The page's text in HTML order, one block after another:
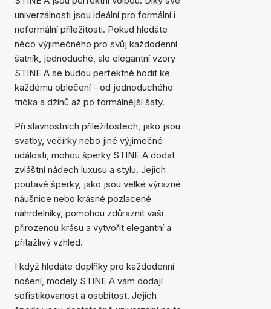
univerzálnosti jsou ideální pro formální i
neformální příležitosti. Pokud hledáte
něco výjimečného pro svůj každodenní
šatník, jednoduché, ale elegantní vzory
STINE A se budou perfektně hodit ke
každému oblečení - od jednoduchého
trička a džínů až po formálnější šaty.
Při slavnostních příležitostech, jako jsou
svatby, večírky nebo jiné výjimečné
události, mohou šperky STINE A dodat
zvláštní nádech luxusu a stylu. Jejich
poutavé šperky, jako jsou velké výrazné
náušnice nebo krásné pozlacené
náhrdelníky, pomohou zdůraznit vaši
přirozenou krásu a vytvořit elegantní a
přitažlivý vzhled.
I když hledáte doplňky pro každodenní
nošení, modely STINE A vám dodají
sofistikovanost a osobitost. Jejich